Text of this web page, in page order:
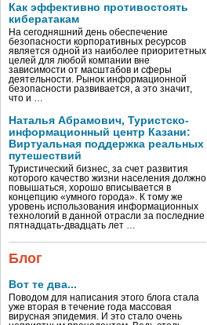
Как эффективно противостоять
кибератакам
На сегодняшний день обеспечение
безопасности корпоративных ресурсов
является одной из наиболее приоритетных
целей для любой компании вне
зависимости от масштабов и сферы
деятельности. Рынок информационной
безопасности развивается, а это значит,
что и …
Наталья Абрамович, Туристско-
информационный центр Казани:
Виртуальная поддержка реальных
путешествий
Туристический бизнес, за счет развития
которого качество жизни населения должно
повышаться, хорошо вписывается в
концепцию «умного города». К тому же
уровень использования информационных
технологий в данной отрасли за последние
пятнадцать-двадцать лет …
Блог
Вот те два...
Поводом для написания этого блога стала
уже вторая в течение года массовая
вирусная эпидемия. И это стало очень